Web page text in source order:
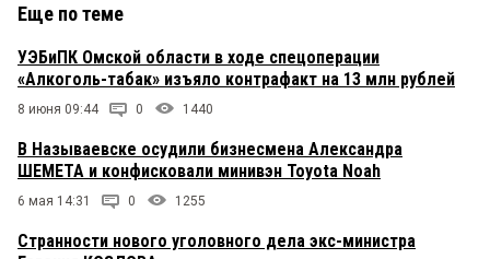
Еще по теме
УЭБиПК Омской области в ходе спецоперации
«Алкоголь-табак» изъяло контрафакт на 13 млн рублей
8 июня 09:44 0 1440
В Называевске осудили бизнесмена Александра
ШЕМЕТА и конфисковали минивэн Toyota Noah
6 мая 14:31 0 1255
Странности нового уголовного дела экс-министра